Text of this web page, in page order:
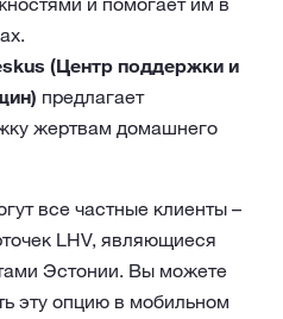
(Центр поддержки и
предлагает
жертвам домашнего
все частные клиенты –
LHV, являющиеся
Эстонии. Вы можете
эту опцию в мобильном